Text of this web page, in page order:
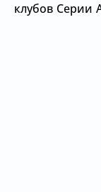
клубов Серии